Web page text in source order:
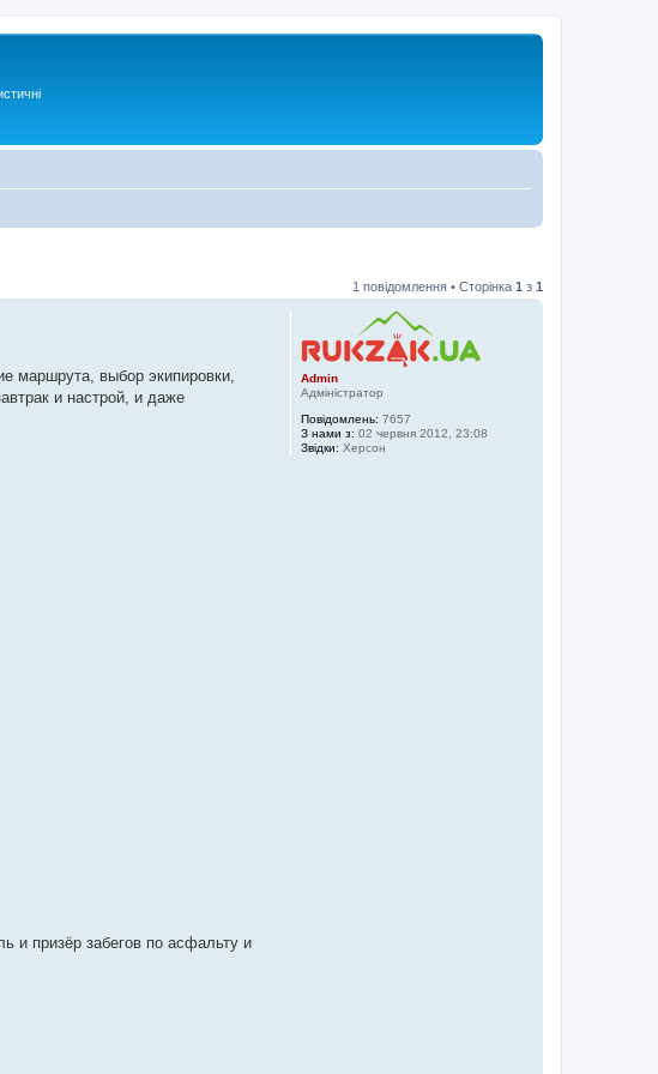
1 повідомлення • Сторінка 1 з 1
Admin
Адміністратор
Повідомлень: 7657
З нами з: 02 червня 2012, 23:08
Звідки: Херсон
маршрута, выбор экипировки,
и настрой, и даже
и призёр забегов по асфальту и